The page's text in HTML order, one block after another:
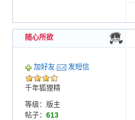
随心所欲
加好友 发短信
千年狐狸精
等级：版主
帖子： 613